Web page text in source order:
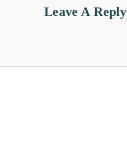
Leave A Reply